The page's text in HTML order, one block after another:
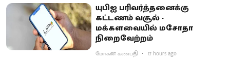
யுபிஐ பரிவர்த்தனைக்கு
கட்டணம் வசூல் -
மக்களவையில் மசோதா
நிறைவேற்றம்
மோகன் கணபதி 17 hours ago